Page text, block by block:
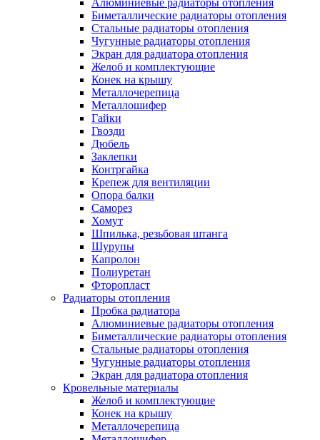
Алюминиевые радиаторы отопления
Биметаллические радиаторы отопления
Стальные радиаторы отопления
Чугунные радиаторы отопления
Экран для радиатора отопления
Желоб и комплектующие
Конек на крышу
Металлочерепица
Металлошифер
Гайки
Гвозди
Дюбель
Заклепки
Контргайка
Крепеж для вентиляции
Опора балки
Саморез
Хомут
Шпилька, резьбовая штанга
Шурупы
Капролон
Полиуретан
Фторопласт
Радиаторы отопления
Пробка радиатора
Алюминиевые радиаторы отопления
Биметаллические радиаторы отопления
Стальные радиаторы отопления
Чугунные радиаторы отопления
Экран для радиатора отопления
Кровельные материалы
Желоб и комплектующие
Конек на крышу
Металлочерепица